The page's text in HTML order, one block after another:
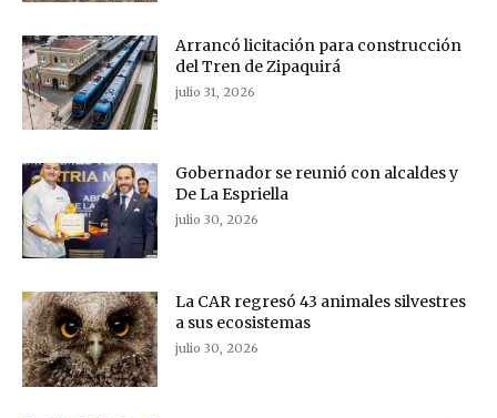
Arrancó licitación para construcción
del Tren de Zipaquirá
julio 31, 2026
Gobernador se reunió con alcaldes y
De La Espriella
julio 30, 2026
La CAR regresó 43 animales silvestres
a sus ecosistemas
julio 30, 2026